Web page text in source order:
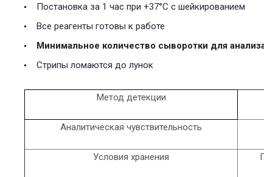
Постановка за 1 час при +37°С с шейкированием
Все реагенты готовы к работе
Минимальное количество сыворотки для
Стрипы ломаются до лунок
Метод детекции
Аналитическая чувствительность
Условия хранения